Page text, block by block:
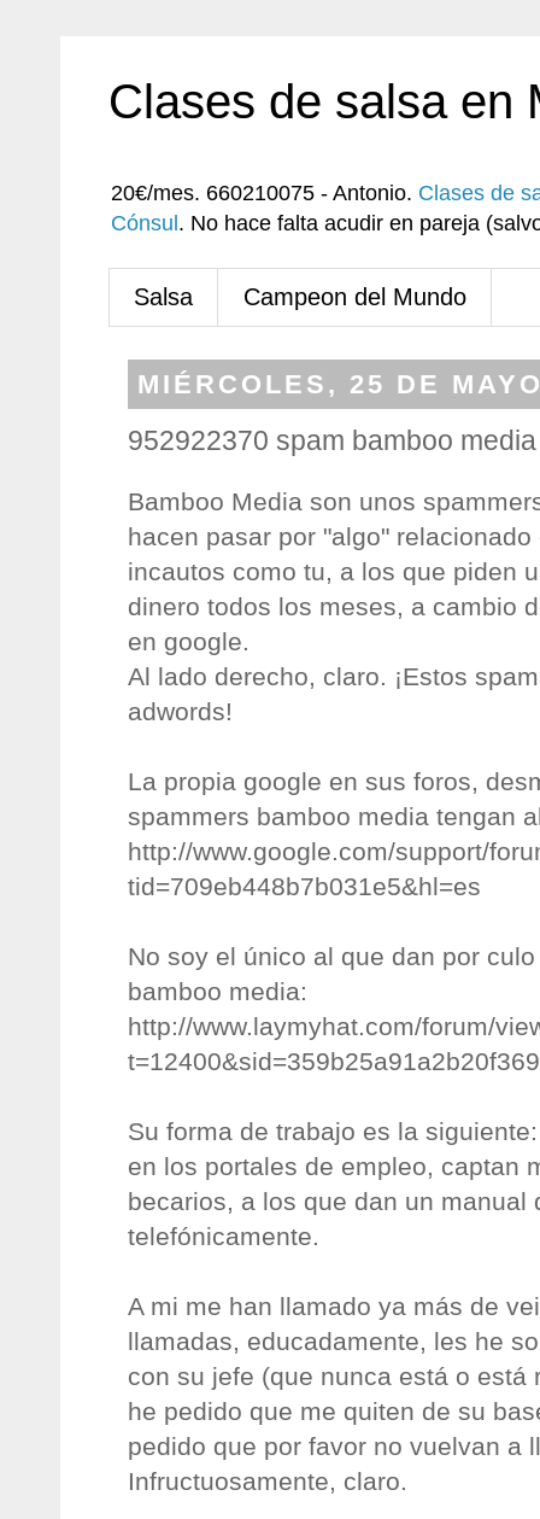
Clases de salsa en
20€/mes. 660210075 - Antonio. Clases de
Cónsul . No hace falta acudir en pareja
Salsa Campeon del Mundo
MIÉRCOLES, 25 DE
952922370 spam bamboo media
Bamboo Media son unos
hacen pasar por "algo"
incautos como tu, a los que piden
dinero todos los meses, a cambio
en google.
Al lado derecho, claro. ¡Estos
adwords!
La propia google en sus foros,
spammers bamboo media tengan
http://www.google.com/support/
tid=709eb448b7b031e5&hl=es
No soy el único al que dan por
bamboo media:
http://www.laymyhat.com/forum/
Su forma de trabajo es la
en los portales de empleo, captan
becarios, a los que dan un manual
telefónicamente.
A mi me han llamado ya más de
llamadas, educadamente, les he
con su jefe (que nunca está o está
he pedido que me quiten de su
pedido que por favor no vuelvan a
Infructuosamente, claro.